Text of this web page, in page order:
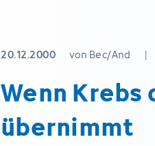
20.12.2000 von Bec/And |
Wenn Krebs
übernimmt